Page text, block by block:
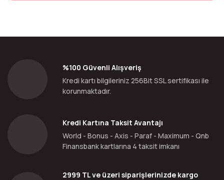
%100 Güvenli Alışveriş
Kredi kartı bilgileriniz 256Bit SSL sertifikası ile
korunmaktadır.
Kredi Kartına Taksit Avantajı
World - Bonus - Axis - Paraf - Maximum - Qnb
Finansbank kartlarına 4 taksit imkanı
2999 TL ve üzeri siparişlerinizde kargo